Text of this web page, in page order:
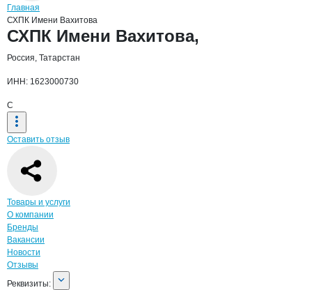
Навигация по сайту
Главная
СХПК Имени Вахитова
Основная информация о компании
СХПК Имени Вахитова,
Россия, Татарстан
ИНН: 1623000730
С
Оставить отзыв
Навигация по странице
Товары и услуги
О компании
Бренды
Вакансии
Новости
Отзывы
О компании
Реквизиты
Реквизиты: